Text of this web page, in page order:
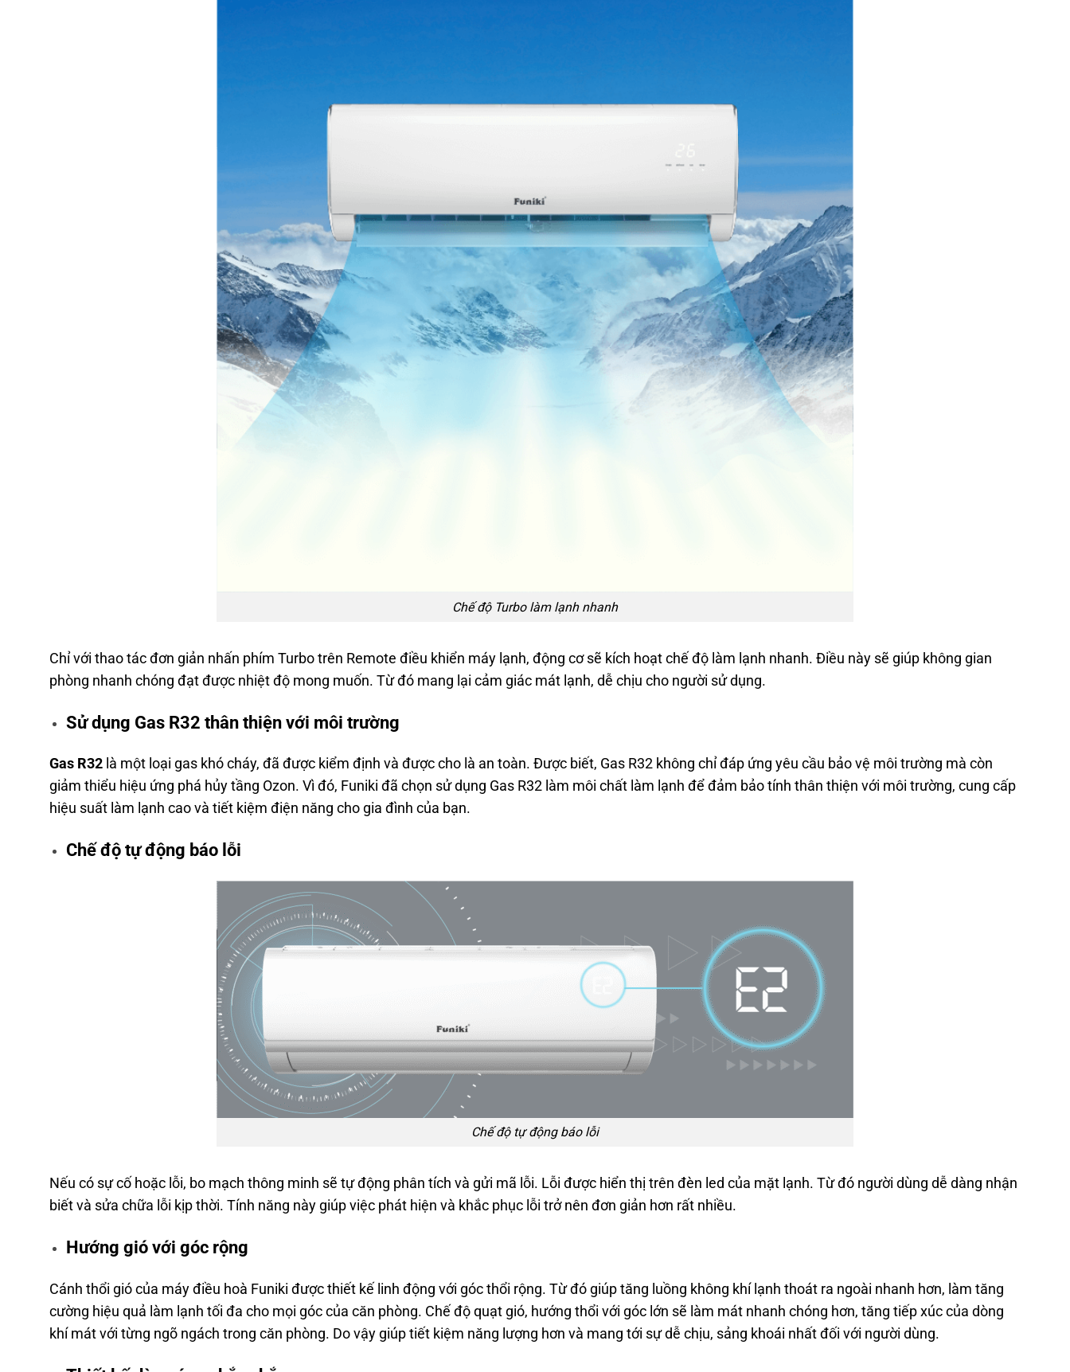
Chế độ Turbo làm lạnh nhanh
Chỉ với thao tác đơn giản nhấn phím Turbo trên Remote điều khiển máy lạnh, động cơ sẽ kích hoạt chế độ làm lạnh nhanh. Điều này sẽ giúp không gian
phòng nhanh chóng đạt được nhiệt độ mong muốn. Từ đó mang lại cảm giác mát lạnh, dễ chịu cho người sử dụng.
Sử dụng Gas R32 thân thiện với môi trường
Gas R32 là một loại gas khó cháy, đã được kiểm định và được cho là an toàn. Được biết, Gas R32 không chỉ đáp ứng yêu cầu bảo vệ môi trường mà còn
giảm thiểu hiệu ứng phá hủy tầng Ozon. Vì đó, Funiki đã chọn sử dụng Gas R32 làm môi chất làm lạnh để đảm bảo tính thân thiện với môi trường, cung cấp
hiệu suất làm lạnh cao và tiết kiệm điện năng cho gia đình của bạn.
Chế độ tự động báo lỗi
Chế độ tự động báo lỗi
Nếu có sự cố hoặc lỗi, bo mạch thông minh sẽ tự động phân tích và gửi mã lỗi. Lỗi được hiển thị trên đèn led của mặt lạnh. Từ đó người dùng dễ dàng nhận
biết và sửa chữa lỗi kịp thời. Tính năng này giúp việc phát hiện và khắc phục lỗi trở nên đơn giản hơn rất nhiều.
Hướng gió với góc rộng
Cánh thổi gió của máy điều hoà Funiki được thiết kế linh động với góc thổi rộng. Từ đó giúp tăng luồng không khí lạnh thoát ra ngoài nhanh hơn, làm tăng
cường hiệu quả làm lạnh tối đa cho mọi góc của căn phòng. Chế độ quạt gió, hướng thổi với góc lớn sẽ làm mát nhanh chóng hơn, tăng tiếp xúc của dòng
khí mát với từng ngõ ngách trong căn phòng. Do vậy giúp tiết kiệm năng lượng hơn và mang tới sự dễ chịu, sảng khoái nhất đối với người dùng.